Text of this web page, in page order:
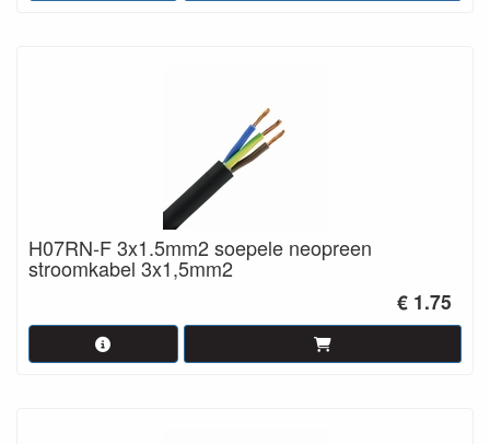
H07RN-F 3x1.5mm2 soepele neopreen
stroomkabel 3x1,5mm2
€ 1.75